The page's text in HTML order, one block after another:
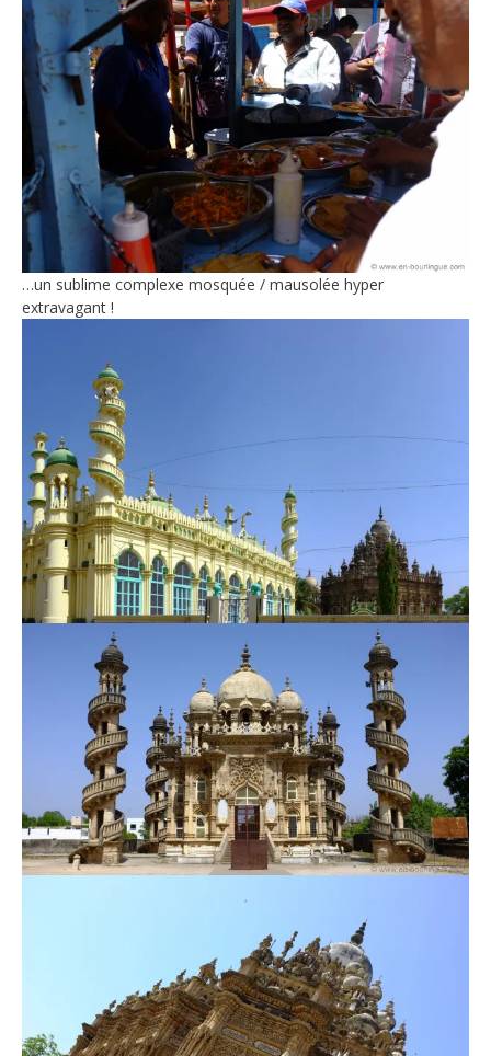
…un sublime complexe mosquée / mausolée hyper
extravagant !